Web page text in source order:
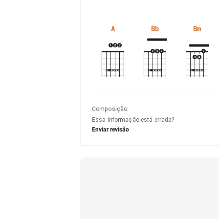
A Bb Bm
Composição:
Essa informação está errada?
Enviar revisão